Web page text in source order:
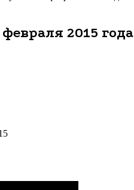
2015 года